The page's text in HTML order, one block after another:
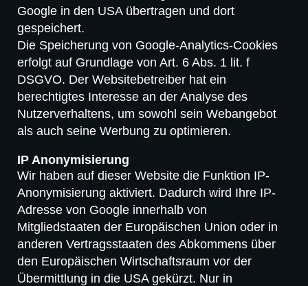
Google in den USA übertragen und dort
gespeichert.
Die Speicherung von Google-Analytics-Cookies
erfolgt auf Grundlage von Art. 6 Abs. 1 lit. f
DSGVO. Der Websitebetreiber hat ein
berechtigtes Interesse an der Analyse des
Nutzerverhaltens, um sowohl sein Webangebot
als auch seine Werbung zu optimieren.
IP Anonymisierung
Wir haben auf dieser Website die Funktion IP-
Anonymisierung aktiviert. Dadurch wird Ihre IP-
Adresse von Google innerhalb von
Mitgliedstaaten der Europäischen Union oder in
anderen Vertragsstaaten des Abkommens über
den Europäischen Wirtschaftsraum vor der
Übermittlung in die USA gekürzt. Nur in